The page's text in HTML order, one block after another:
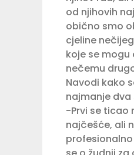
od njihovih
obično smo
cjeline
koje se
nečemu
Navodi kako
najmanje dva
-Prvi se ticao
najčešće, ali